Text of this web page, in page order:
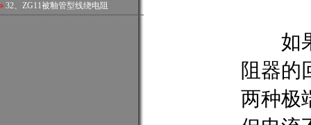
32、 ZG11被釉管型线绕电阻
如果
阻器的
两种极